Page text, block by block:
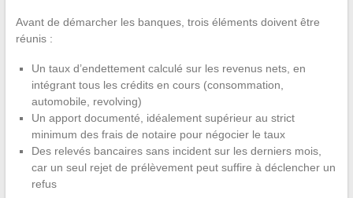
Avant de démarcher les banques, trois éléments doivent être
réunis :
Un taux d’endettement calculé sur les revenus nets, en
intégrant tous les crédits en cours (consommation,
automobile, revolving)
Un apport documenté, idéalement supérieur au strict
minimum des frais de notaire pour négocier le taux
Des relevés bancaires sans incident sur les derniers mois,
car un seul rejet de prélèvement peut suffire à déclencher un
refus